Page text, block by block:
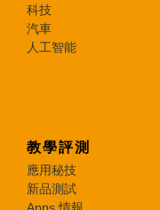
科技
汽車
人工智能
教學評測
應用秘技
新品測試
Apps 情報